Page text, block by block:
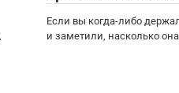
Если вы когда-либо
и заметили, насколько